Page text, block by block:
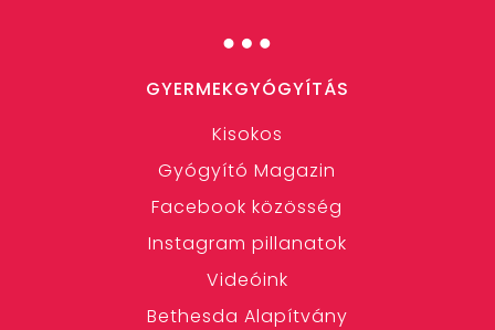
…
GYERMEKGYÓGYÍTÁS
Kisokos
Gyógyító Magazin
Facebook közösség
Instagram pillanatok
Videóink
Bethesda Alapítvány